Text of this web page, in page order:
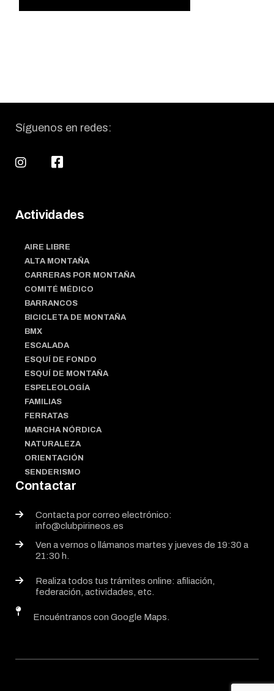
Síguenos en redes:
Actividades
AIRE LIBRE
ALTA MONTAÑA
CARRERAS POR MONTAÑA
COMITÉ MÉDICO
BARRANCOS
BICICLETA DE MONTAÑA
BMX
ESCALADA
ESQUÍ DE FONDO
ESQUÍ DE MONTAÑA
ESPELEOLOGÍA
FAMILIAS
FERRATAS
MARCHA NÓRDICA
NATURALEZA
ORIENTACIÓN
SENDERISMO
Contactar
Contacta por correo electrónico:
info@clubpirineos.es
Ven a vernos o llámanos martes y jueves de 19:30 a
21:30 h.
Realiza todos tus trámites online: afiliación,
federación, actividades, etc.
Encuéntranos con Google Maps.